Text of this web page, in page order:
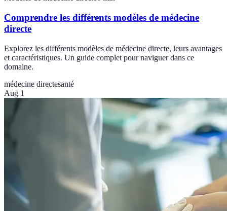
Comprendre les différents modèles de médecine
directe
Explorez les différents modèles de médecine directe, leurs avantages
et caractéristiques. Un guide complet pour naviguer dans ce
domaine.
médecine directesanté
Aug 1